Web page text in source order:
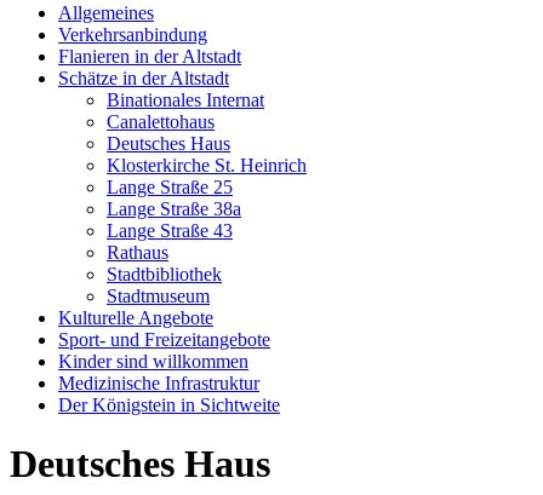
Allgemeines
Verkehrsanbindung
Flanieren in der Altstadt
Schätze in der Altstadt
Binationales Internat
Canalettohaus
Deutsches Haus
Klosterkirche St. Heinrich
Lange Straße 25
Lange Straße 38a
Lange Straße 43
Rathaus
Stadtbibliothek
Stadtmuseum
Kulturelle Angebote
Sport- und Freizeitangebote
Kinder sind willkommen
Medizinische Infrastruktur
Der Königstein in Sichtweite
Deutsches Haus